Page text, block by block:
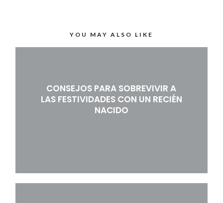
YOU MAY ALSO LIKE
CONSEJOS PARA SOBREVIVIR A
LAS FESTIVIDADES CON UN RECIÉN
NACIDO